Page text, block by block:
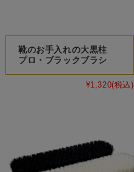
靴のお手入れの大黒柱
プロ・ブラックブラシ
¥1,320(税込)